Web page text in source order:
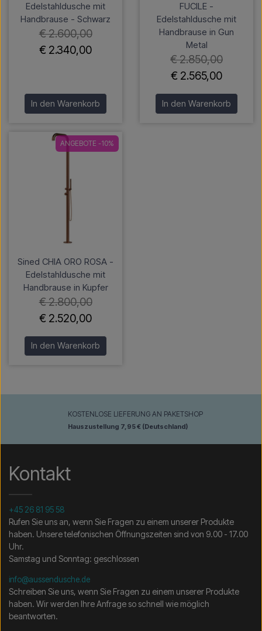
Edelstahldusche mit
Handbrause - Schwarz
€ 2.600,00
€ 2.340,00
In den Warenkorb
FUCILE -
Edelstahldusche mit
Handbrause in Gun
Metal
€ 2.850,00
€ 2.565,00
In den Warenkorb
ANGEBOTE -10%
Sined CHIA ORO ROSA -
Edelstahldusche mit
Handbrause in Kupfer
€ 2.800,00
€ 2.520,00
In den Warenkorb
KOSTENLOSE LIEFERUNG AN PAKETSHOP
Hauszustellung 7,95 € (Deutschland)
Kontakt
+45 26 81 95 58
Rufen Sie uns an, wenn Sie Fragen zu einem unserer Produkte
haben. Unsere telefonischen Öffnungszeiten sind von 9.00 - 17.00
Uhr.
Samstag und Sonntag: geschlossen
info@aussendusche.de
Schreiben Sie uns, wenn Sie Fragen zu einem unserer Produkte
haben. Wir werden Ihre Anfrage so schnell wie möglich
beantworten.